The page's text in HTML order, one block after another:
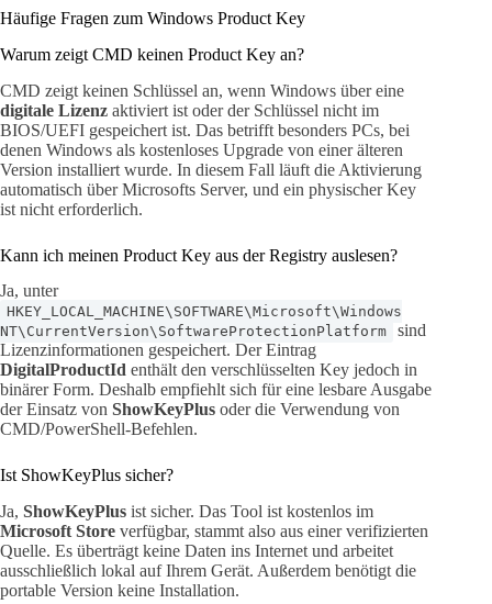
Häufige Fragen zum Windows Product Key
Warum zeigt CMD keinen Product Key an?
CMD zeigt keinen Schlüssel an, wenn Windows über eine
digitale Lizenz aktiviert ist oder der Schlüssel nicht im
BIOS/UEFI gespeichert ist. Das betrifft besonders PCs, bei
denen Windows als kostenloses Upgrade von einer älteren
Version installiert wurde. In diesem Fall läuft die Aktivierung
automatisch über Microsofts Server, und ein physischer Key
ist nicht erforderlich.
Kann ich meinen Product Key aus der Registry auslesen?
Ja, unter
HKEY_LOCAL_MACHINE\SOFTWARE\Microsoft\Windows
NT\CurrentVersion\SoftwareProtectionPlatform
sind
Lizenzinformationen gespeichert. Der Eintrag
DigitalProductId enthält den verschlüsselten Key jedoch in
binärer Form. Deshalb empfiehlt sich für eine lesbare Ausgabe
der Einsatz von ShowKeyPlus oder die Verwendung von
CMD/PowerShell-Befehlen.
Ist ShowKeyPlus sicher?
Ja, ShowKeyPlus ist sicher. Das Tool ist kostenlos im
Microsoft Store verfügbar, stammt also aus einer verifizierten
Quelle. Es überträgt keine Daten ins Internet und arbeitet
ausschließlich lokal auf Ihrem Gerät. Außerdem benötigt die
portable Version keine Installation.